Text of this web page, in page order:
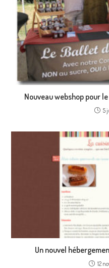
Nouveau webshop pour
5
Un nouvel
12